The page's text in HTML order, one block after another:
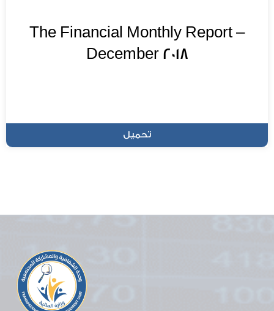
The Financial Monthly Report –
December 2018
تحميل